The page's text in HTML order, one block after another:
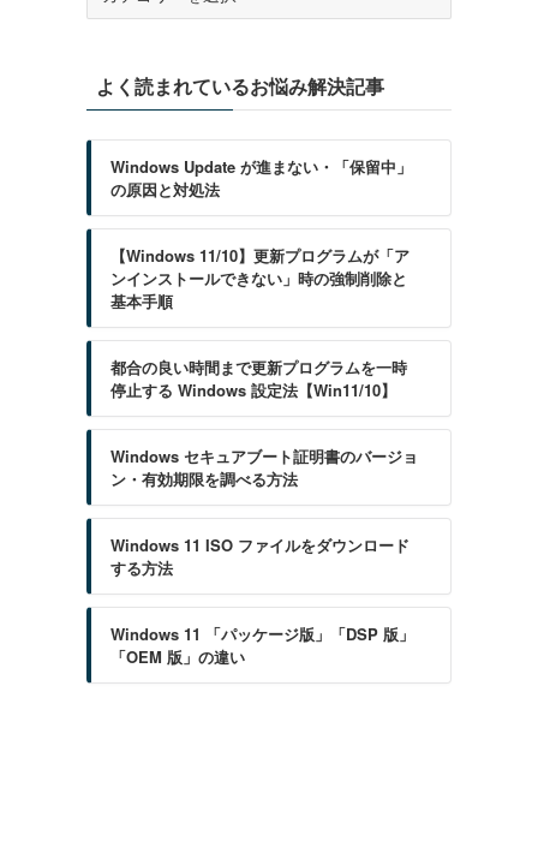
ーよく読まれているお悩み解決記事
Windows Update が進まない・「保留中」
の原因と対処法
【Windows 11/10】更新プログラムが「ア
ンインストールできない」時の強制削除と
基本手順
都合の良い時間まで更新プログラムを一時
停止する Windows 設定法【Win11/10】
Windows セキュアブート証明書のバージョ
ン・有効期限を調べる方法
Windows 11 ISO ファイルをダウンロード
する方法
Windows 11 「パッケージ版」「DSP 版」
「OEM 版」の違い